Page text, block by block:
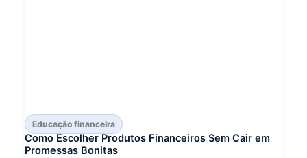
Educação financeira
Como Escolher Produtos Financeiros Sem Cair em
Promessas Bonitas